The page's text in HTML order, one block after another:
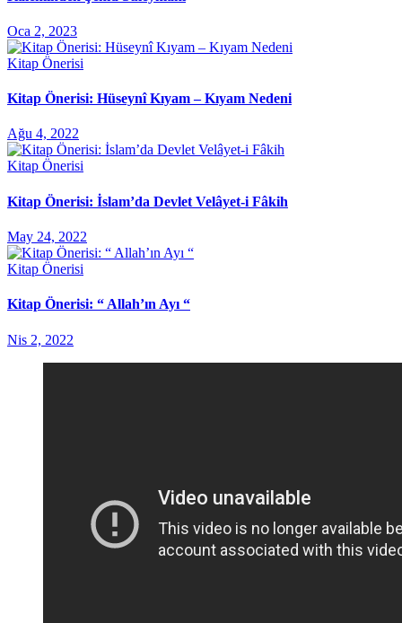
Oca 2, 2023
Kitap Önerisi
Kitap Önerisi: Hüseynî Kıyam – Kıyam Nedeni
Ağu 4, 2022
Kitap Önerisi
Kitap Önerisi: İslam’da Devlet Velâyet-i Fâkih
May 24, 2022
Kitap Önerisi
Kitap Önerisi: “ Allah’ın Ayı “
Nis 2, 2022